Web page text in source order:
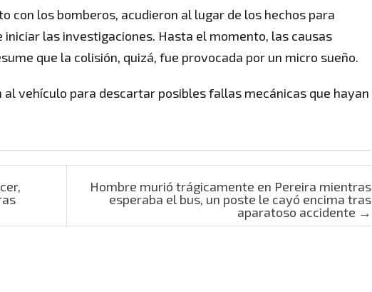
con los bomberos, acudieron al lugar de los hechos para
las investigaciones. Hasta el momento, las causas
que la colisión, quizá, fue provocada por un micro sueño.
vehículo para descartar posibles fallas mecánicas que hayan
Hombre murió trágicamente en Pereira mientras
esperaba el bus, un poste le cayó encima tras
aparatoso accidente →